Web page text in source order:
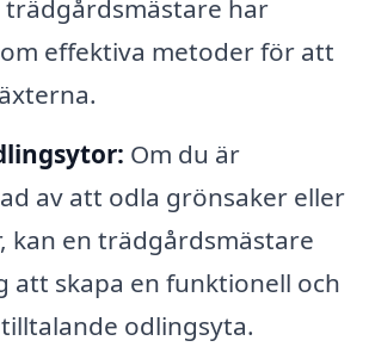
trädgårdsmästare har
effektiva metoder för att
Om du är
av att odla grönsaker eller
kan en trädgårdsmästare
att skapa en funktionell och
odlingsyta.